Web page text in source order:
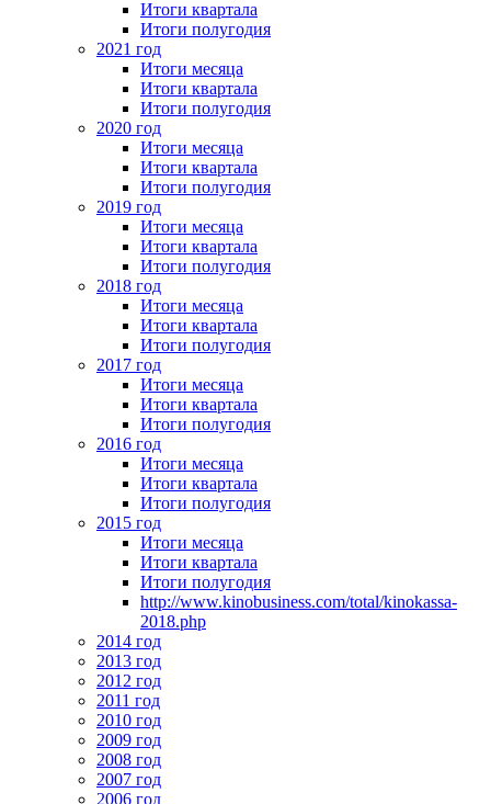
Итоги квартала
Итоги полугодия
2021 год
Итоги месяца
Итоги квартала
Итоги полугодия
2020 год
Итоги месяца
Итоги квартала
Итоги полугодия
2019 год
Итоги месяца
Итоги квартала
Итоги полугодия
2018 год
Итоги месяца
Итоги квартала
Итоги полугодия
2017 год
Итоги месяца
Итоги квартала
Итоги полугодия
2016 год
Итоги месяца
Итоги квартала
Итоги полугодия
2015 год
Итоги месяца
Итоги квартала
Итоги полугодия
http://www.kinobusiness.com/total/kinokassa-
2018.php
2014 год
2013 год
2012 год
2011 год
2010 год
2009 год
2008 год
2007 год
2006 год